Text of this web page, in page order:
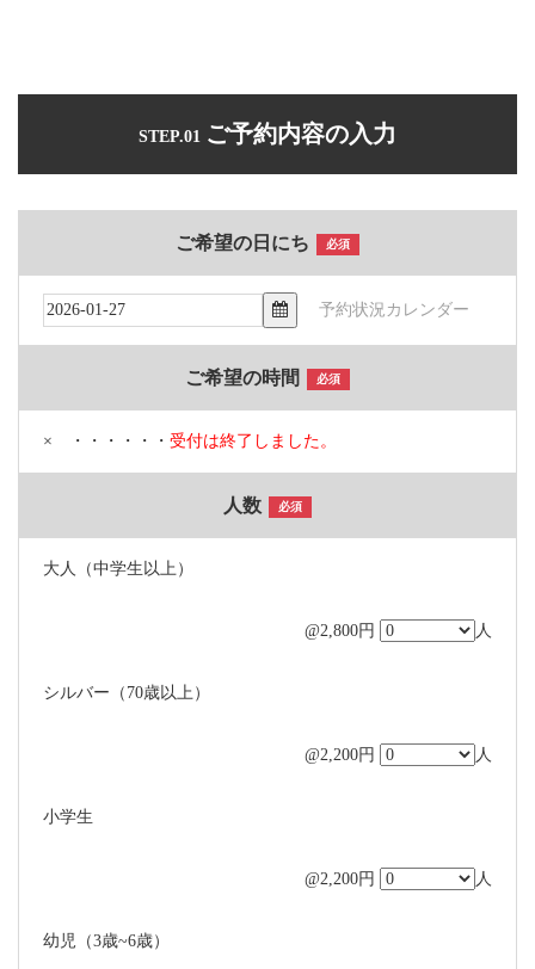
STEP.01 ご予約内容の入力
ご希望の日にち 必須
予約状況カレンダー
ご希望の時間 必須
× ・・・・・・ 受付は終了しました。
人数 必須
大人（中学生以上）
@2,800円 人
シルバー（70歳以上）
@2,200円 人
小学生
@2,200円 人
幼児（3歳~6歳）